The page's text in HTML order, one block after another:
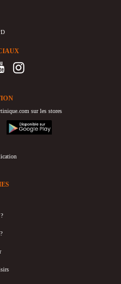
sur les stores
googleplay